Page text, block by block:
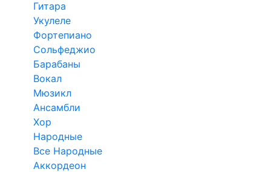
Гитара
Укулеле
Фортепиано
Сольфеджио
Барабаны
Вокал
Мюзикл
Ансамбли
Хор
Народные
Все Народные
Аккордеон